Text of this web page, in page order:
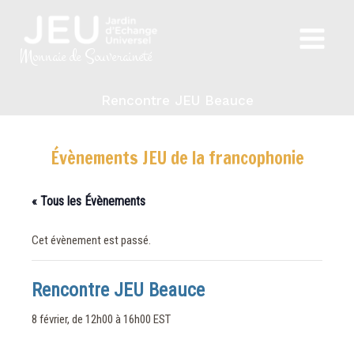
Évènements JEU de la francophonie
« Tous les Évènements
Cet évènement est passé.
Rencontre JEU Beauce
8 février, de 12h00 à16h00 EST